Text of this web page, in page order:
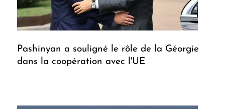
Pashinyan a souligné le rôle de la Géorgie
dans la coopération avec l'UE